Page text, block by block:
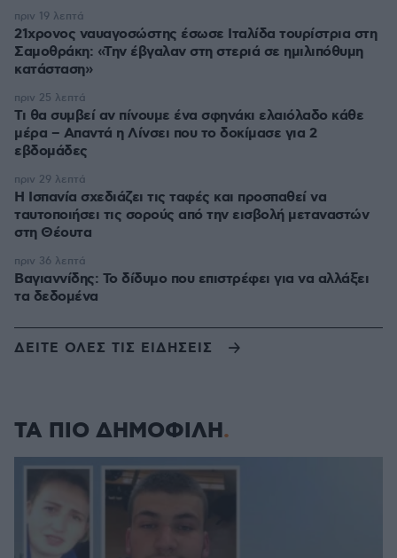
21χρονος ναυαγοσώστης έσωσε Ιταλίδα τουρίστρια στη
Σαμοθράκη: «Την έβγαλαν στη στεριά σε ημιλιπόθυμη
κατάσταση»
πριν 19 λεπτά
Τι θα συμβεί αν πίνουμε ένα σφηνάκι ελαιόλαδο κάθε
μέρα – Απαντά η Λίνσει που το δοκίμασε για 2
εβδομάδες
πριν 25 λεπτά
Η Ισπανία σχεδιάζει τις ταφές και προσπαθεί να
ταυτοποιήσει τις σορούς από την εισβολή μεταναστών
στη Θέουτα
πριν 29 λεπτά
Βαγιαννίδης: Το δίδυμο που επιστρέφει για να αλλάξει
τα δεδομένα
πριν 36 λεπτά
ΔΕΙΤΕ ΟΛΕΣ ΤΙΣ ΕΙΔΗΣΕΙΣ
ΤΑ ΠΙΟ ΔΗΜΟΦΙΛΗ